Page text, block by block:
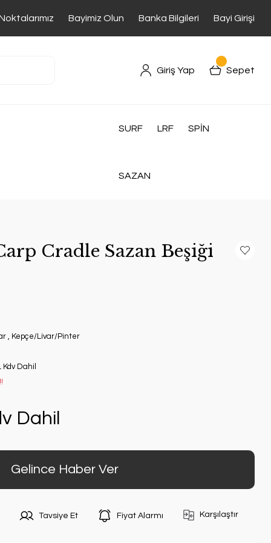
Bayimiz Olun Banka Bilgileri Bayi Girişi
Giriş Yap Sepet
SURF LRF SPİN
SAZAN
Cradle Sazan Beşiği
, Kepçe/Livar/Pinter
Kdv Dahil
Dahil
Gelince Haber Ver
Tavsiye Et Fiyat Alarmı Karşılaştır